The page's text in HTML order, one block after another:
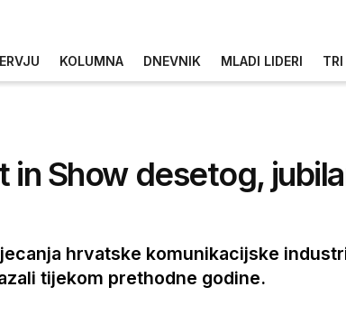
KOLUMNA DNEVNIK MLADI LIDERI
in Show desetog,
hrvatske komunikacijske
tijekom prethodne godine.